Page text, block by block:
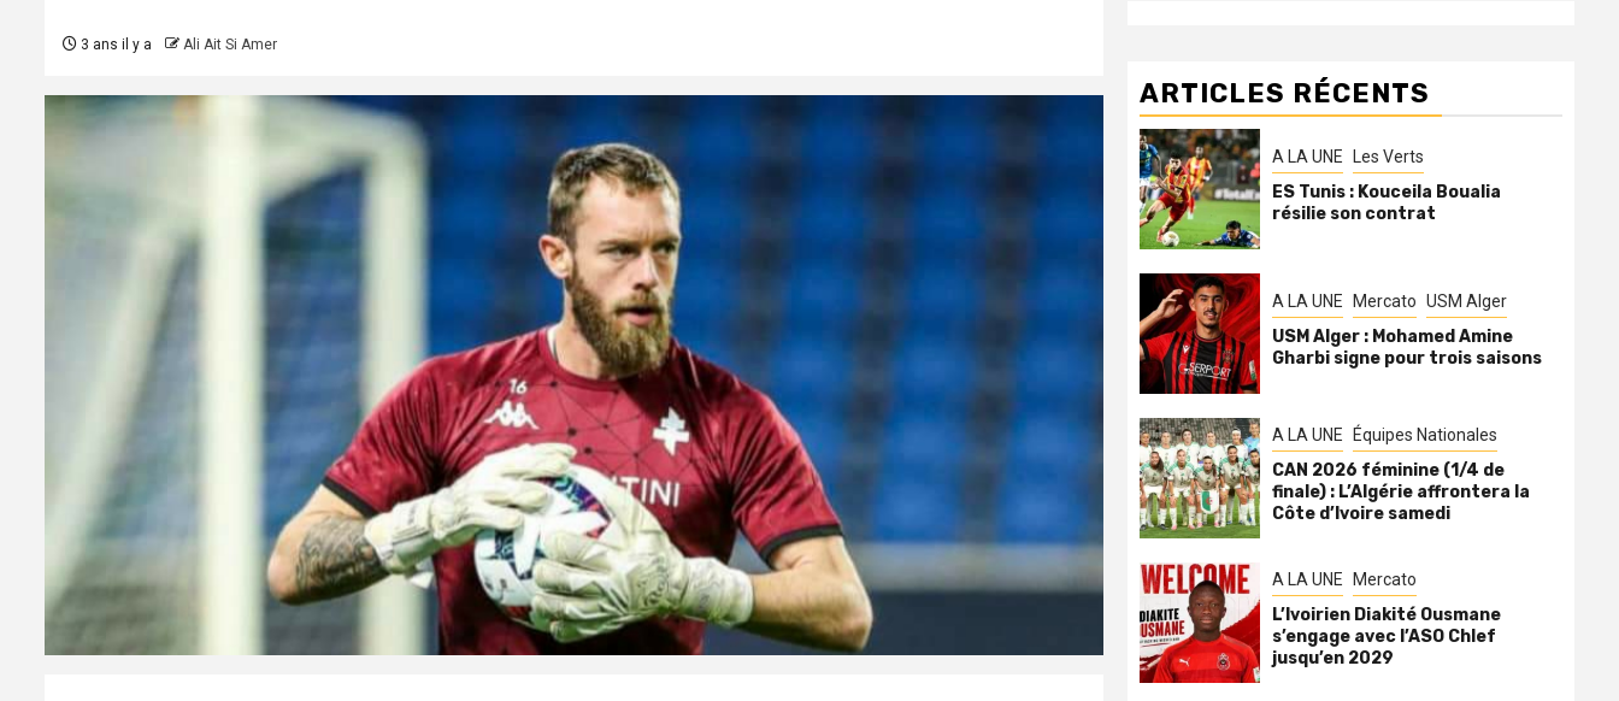
3 ans il y a Ali Ait Si Amer
ARTICLES RÉCENTS
A LA UNE Les Verts
ES Tunis : Kouceila Boualia
résilie son contrat
A LA UNE Mercato USM Alger
USM Alger : Mohamed Amine
Gharbi signe pour trois saisons
A LA UNE Équipes Nationales
CAN 2026 féminine (1/4 de
finale) : L’Algérie affrontera la
Côte d’Ivoire samedi
A LA UNE Mercato
L’Ivoirien Diakité Ousmane
s’engage avec l’ASO Chlef
jusqu’en 2029